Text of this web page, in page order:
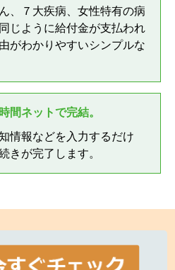
、７大疾病、女性特有の病
じように給付金が支払われ
がわかりやすいシンプルな
間ネットで完結。
情報などを入力するだけ
きが完了します。